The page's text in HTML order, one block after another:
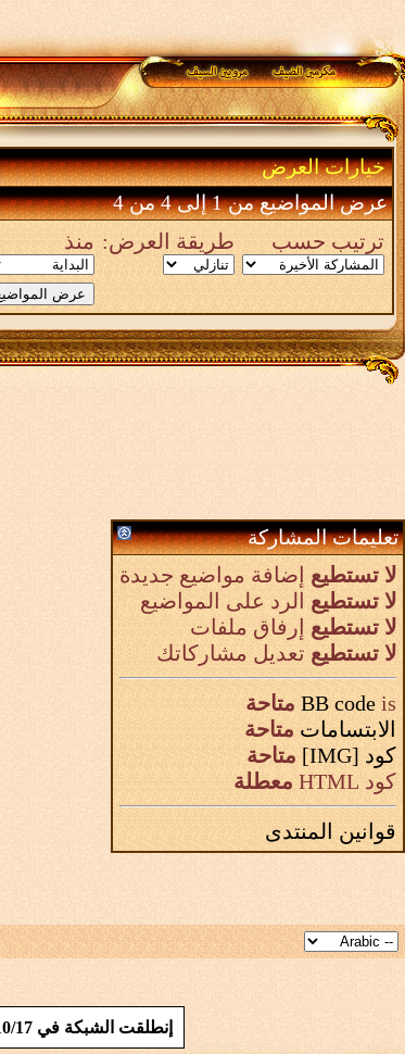
خيارات العرض
عرض المواضيع من 1 إلى 4 من 4
ترتيب حسب طريقة العرض: منذ
تعليمات المشاركة
لا تستطيع إضافة مواضيع جديدة
لا تستطيع الرد على المواضيع
لا تستطيع إرفاق ملفات
لا تستطيع تعديل مشاركاتك
BB code is
متاحة
الابتسامات متاحة
كود [IMG]
متاحة
كود HTML
معطلة
قوانين المنتدى
إنطلقت الشبكة في 2006/10/17 م - المملكة العربية السعودية - المؤسس / تيسير بن ابراهيم بن محمد ابو طقيقة - الموقع حاصل على شهادة SSL